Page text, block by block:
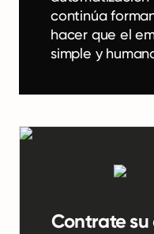
continúa
hacer que el
simple y
Contrate